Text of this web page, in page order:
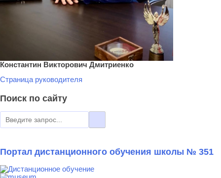
Константин Викторович Дмитриенко
Страница руководителя
Поиск по сайту
Портал дистанционного обучения школы № 351